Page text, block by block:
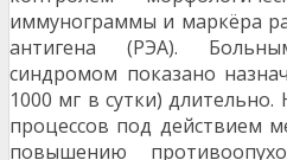
иммунограммы и маркёра
антигена (РЭА).
синдромом показано
1000 мг в сутки)
процессов под действием
повышению